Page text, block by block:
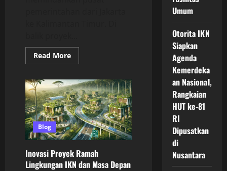
Read MoreRead
more
Tata
Ruang
Hijau
IKN
Nusantara
Jadi
Fondasi
Utama
Kota
Depan
yang
Seimbang,
Blog
Inovasi Proyek Ramah
Lingkungan IKN dan Masa Depan
Umum
Otorita IKN
Siapkan
Agenda
Kemerdeka
an Nasional,
Rangkaian
HUT ke-81
RI
Dipusatkan
di
Nusantara